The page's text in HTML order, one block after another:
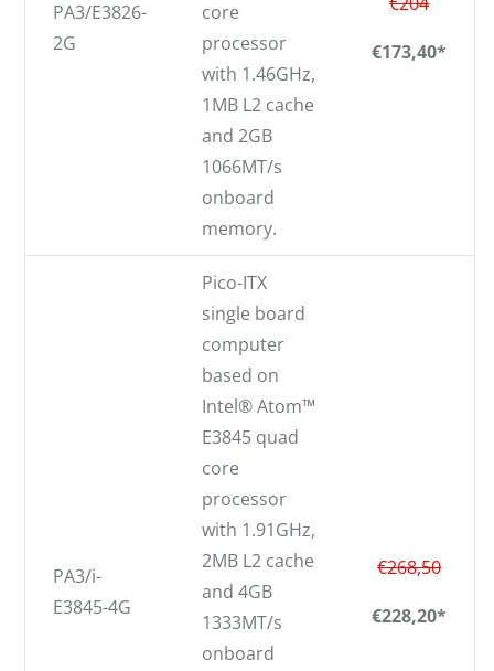
PA3/E3826-
2G
core
processor
with 1.46GHz,
1MB L2 cache
and 2GB
1066MT/s
onboard
memory.
€173,40*
PA3/i-
E3845-4G
Pico-ITX
single board
computer
based on
Intel® Atom™
E3845 quad
core
processor
with 1.91GHz,
2MB L2 cache
and 4GB
1333MT/s
onboard
€268,50
€228,20*